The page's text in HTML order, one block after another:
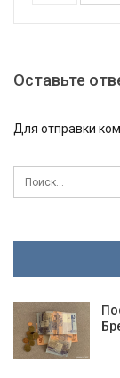
Оставьте
Для отправки